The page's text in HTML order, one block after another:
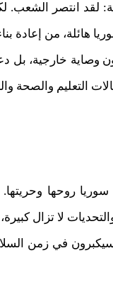
لقد انتصر الشعب.
هائلة، من إعادة
وصاية خارجية، بل
التعليم والصحة
روحها
لا تزال
في زمن